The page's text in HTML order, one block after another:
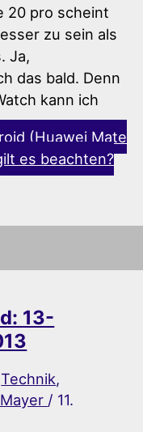
20 pro scheint
zu sein als
Ja,
das bald. Denn
kann ich
(Huawei Mate
es beachten?
13-
Technik,
/ 11.